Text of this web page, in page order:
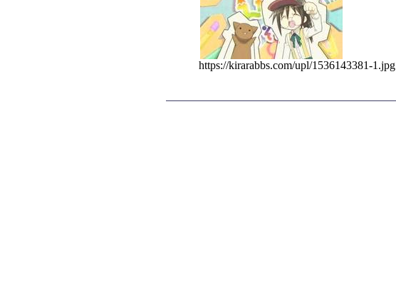
https://kirarabbs.com/upl/1536143381-1.jpg